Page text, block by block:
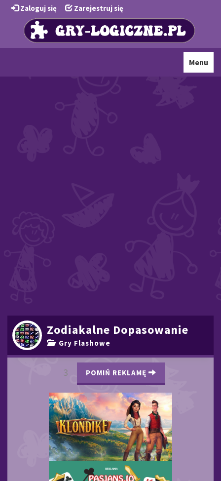
Zaloguj się Zarejestruj się
Toggle
Menu
Zodiakalne Dopasowanie
Gry Flashowe
2 POMIŃ REKLAMĘ